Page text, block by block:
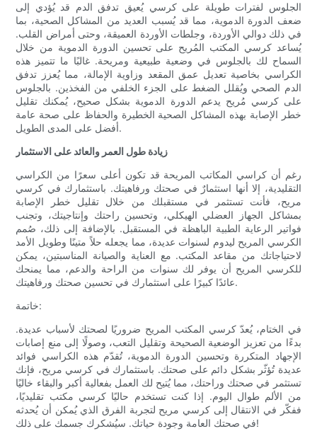
الجلوس لفترات طويلة على كرسي يُعيق تدفق الدم قد يُؤدي إلى
ضعف الدورة الدموية، مما قد يُسبب العديد من المشاكل الصحية، بما
في ذلك دوالي الأوردة، وجلطات الأوردة العميقة، وحتى أمراض القلب.
يُساعد كرسي المكتب المُريح على تحسين الدورة الدموية من خلال
السماح لك بالجلوس في وضعية طبيعية ومريحة. غالبًا ما تتميز هذه
الكراسي بخاصية تعديل عمق المقعد وزاوية الإمالة، مما يُعزز تدفق
الدم الصحي ويُقلل الضغط على الجزء الخلفي من الفخذين. بالجلوس
على كرسي مُريح يدعم الدورة الدموية بشكل صحيح، يُمكنك تقليل
خطر الإصابة بهذه المشاكل الصحية الخطيرة والحفاظ على صحة عامة
أفضل على المدى الطويل.
زيادة طول العمر والعائد على الاستثمار
رغم أن كراسي المكاتب المريحة قد تكون أعلى سعرًا من الكراسي
التقليدية، إلا أنها استثمارٌ في صحتك ورفاهيتك. باستثمارك في كرسي
مريح، فأنت تستثمر في مستقبلك من خلال تقليل خطر الإصابة
بمشاكل الجهاز العضلي الهيكلي، وتحسين راحتك وإنتاجيتك، وتجنب
فواتير الرعاية الطبية الباهظة في المستقبل. بالإضافة إلى ذلك، صُمم
الكرسي المريح ليدوم لسنوات عديدة، مما يجعله حلاً متينًا وطويل الأمد
لاحتياجاتك من مقاعد المكتب. مع العناية والصيانة المناسبتين، يمكن
للكرسي المريح أن يوفر لك سنوات من الراحة والدعم، مما يمنحك
عائدًا كبيرًا على استثمارك في تحسين صحتك ورفاهيتك.
خاتمة:
في الختام، يُعدّ كرسي المكتب المريح ضروريًا لصحتك لأسباب عديدة.
بدءًا من تعزيز الوضعية الصحيحة وتقليل التعب، وصولًا إلى منع إصابات
الإجهاد المتكررة وتحسين الدورة الدموية، تُقدّم هذه الكراسي فوائد
عديدة تُؤثّر بشكل دائم على صحتك. باستثمارك في كرسي مريح، فإنك
تستثمر في صحتك وراحتك، مما يُتيح لك العمل بفعالية أكبر والبقاء خاليًا
من الألم طوال اليوم. إذا كنت تستخدم حاليًا كرسي مكتب تقليديًا،
ففكّر في الانتقال إلى كرسي مريح لتجربة الفرق الذي يُمكن أن يُحدثه
في صحتك العامة وجودة حياتك. سيُشكرك جسمك على ذلك!